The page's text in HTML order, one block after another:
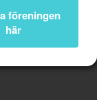
Logga in
föreningen
här